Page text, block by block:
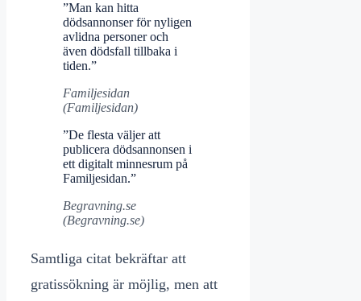
”Man kan hitta
dödsannonser för nyligen
avlidna personer och
även dödsfall tillbaka i
tiden.”
Familjesidan
(Familjesidan)
”De flesta väljer att
publicera dödsannonsen i
ett digitalt minnesrum på
Familjesidan.”
Begravning.se
(Begravning.se)
Samtliga citat bekräftar att
gratissökning är möjlig, men att